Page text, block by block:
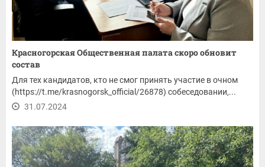
Красногорская Общественная палата скоро обновит
состав
Для тех кандидатов, кто не смог принять участие в очном
(https://t.me/krasnogorsk_official/26878) собеседовании,...
31.07.2024